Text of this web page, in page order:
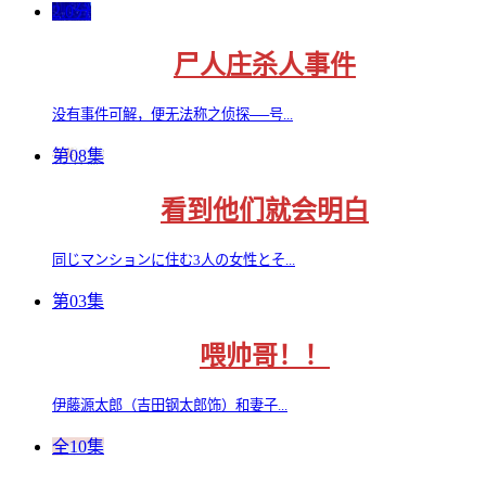
2.0分
尸人庄杀人事件
没有事件可解，便无法称之侦探──号...
第08集
看到他们就会明白
同じマンションに住む3人の女性とそ...
第03集
喂帅哥！！
伊藤源太郎（吉田钢太郎饰）和妻子...
全10集